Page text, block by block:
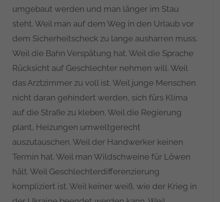
umgebaut werden und man länger im Stau
steht. Weil man auf dem Weg in den Urlaub vor
dem Sicherheitscheck zu lange ausharren muss.
Weil die Bahn Verspätung hat. Weil die Sprache
Rücksicht auf Geschlechter nehmen will. Weil
das Arztzimmer zu voll ist. Weil junge Menschen
nicht daran gehindert werden, sich fürs Klima
auf die Straße zu kleben. Weil die Regierung
plant, Heizungen umweltgerecht
auszutauschen. Weil der Handwerker keinen
Termin hat. Weil man Wildschweine für Löwen
hält. Weil Geschlechterdifferenzierung
kompliziert ist. Weil keiner weiß, wie der Krieg in